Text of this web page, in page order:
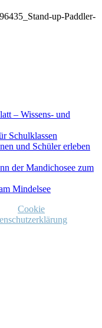
up-Paddler-
– Wissens- und
Schulklassen
und Schüler erleben
der Mandichosee zum
Mindelsee
Cookie